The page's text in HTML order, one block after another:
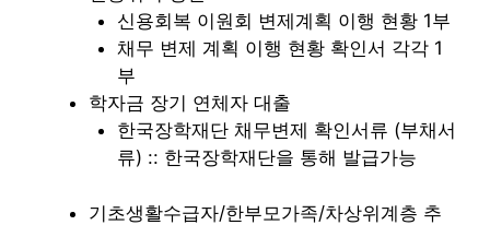
신용회복 이원회 변제계획 이행 현황 1부
채무 변제 계획 이행 현황 확인서 각각 1
부
학자금 장기 연체자 대출
한국장학재단 채무변제 확인서류 (부채서
류) :: 한국장학재단을 통해 발급가능
기초생활수급자/한부모가족/차상위계층 추